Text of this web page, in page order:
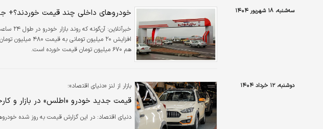
سه‌شنبه، ۱۸ شهریور ۱۴۰۴ خودرو‌های داخلی چند قیمت خوردند؟+
خبرآنلاین:
هم ۶۷۰ میلیون تومان قیمت خورده است.
دوشنبه، ۱۲ خرداد ۱۴۰۴ بازار از لنز «دنیای اقتصاد»؛
قیمت جدید خودرو «اطلس» در بازار و
دنیای اقتصاد: در این گزارش قیمت به روز شده خودروهای اطلس در بازار